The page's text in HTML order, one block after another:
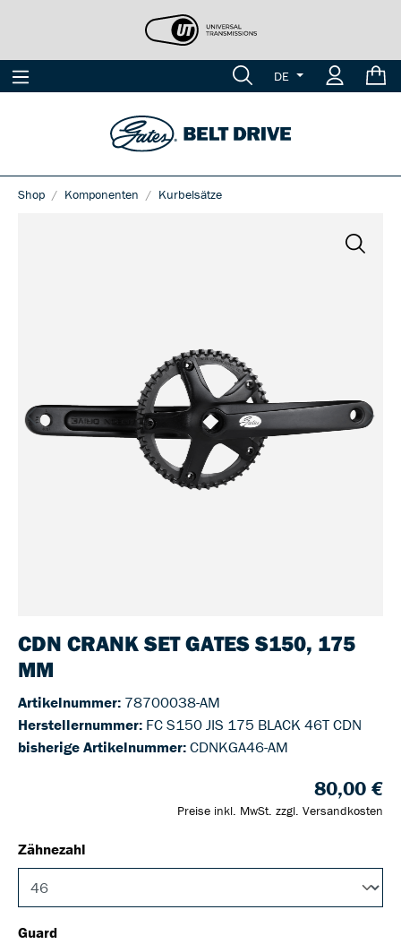
DE
Shop Komponenten Kurbelsätze
CDN CRANK SET GATES S150, 175
MM
Artikelnummer: 78700038-AM
Herstellernummer: FC S150 JIS 175 BLACK 46T CDN
bisherige Artikelnummer:CDNKGA46-AM
80,00 €
Preise inkl. MwSt. zzgl. Versandkosten
Zähnezahl
Guard